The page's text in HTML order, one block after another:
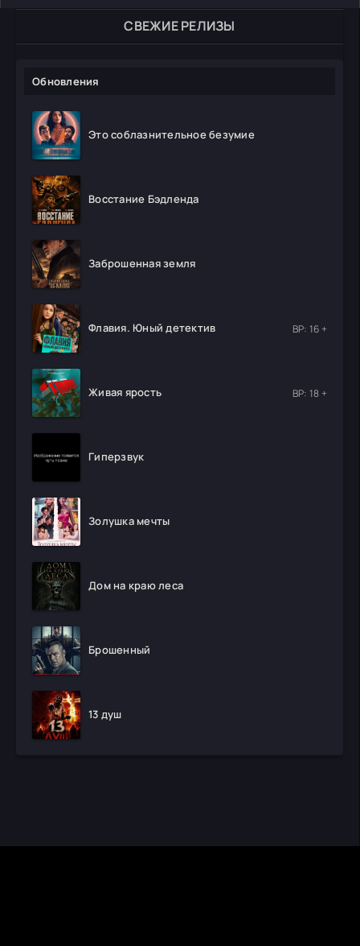
СВЕЖИЕ РЕЛИЗЫ
Обновления
Это соблазнительное безумие
Восстание Бэдленда
Заброшенная земля
Флавия. Юный детектив ВР: 16 +
Живая ярость ВР: 18 +
Гиперзвук
Золушка мечты
Дом на краю леса
Брошенный
13 душ